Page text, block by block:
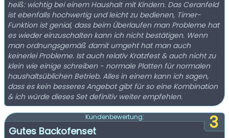
heiß: wichtig bei einem Haushalt mit Kindern. Das Ceranfeld
ist ebenfalls hochwertig und leicht zu bedienen, Timer-
Funktion ist genial, dass beim Überlaufen man Probleme hat
es wieder einzuschalten kann ich nicht bestätigen. Wenn
man ordnungsgemäß damit umgeht hat man auch
keinerlei Probleme. Ist auch relativ Kratzfest & auch nicht zu
klein wie einige schreiben - normale Platten für normalen
haushaltsüblichen Betrieb. Alles in einem kann ich sagen,
dass es kein besseres Angebot gibt für so eine Kombination
& ich würde dieses Set definitiv weiter empfehlen.
3
Kundenbewertung:
Gutes Backofenset